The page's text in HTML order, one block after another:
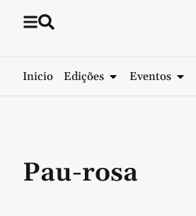
Inicio Edições Eventos
Pau-rosa